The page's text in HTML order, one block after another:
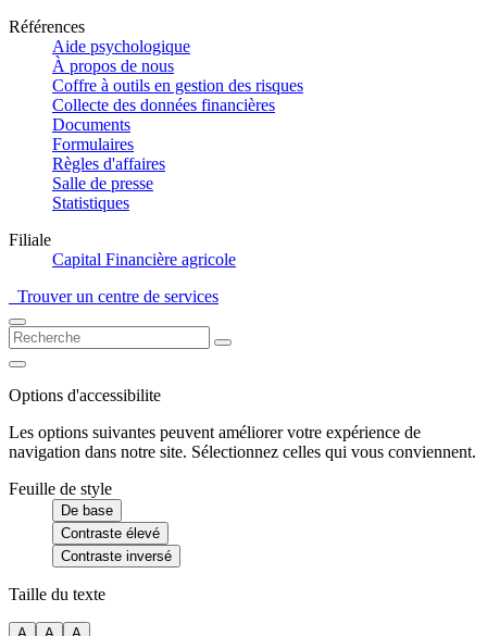
Références
Aide psychologique
À propos de nous
Coffre à outils en gestion des risques
Collecte des données financières
Documents
Formulaires
Règles d'affaires
Salle de presse
Statistiques
Filiale
Capital Financière agricole
Trouver un centre de services
Options d'accessibilite
Les options suivantes peuvent améliorer votre expérience de
navigation dans notre site. Sélectionnez celles qui vous conviennent.
Feuille de style
De base
Contraste élevé
Contraste inversé
Taille du texte